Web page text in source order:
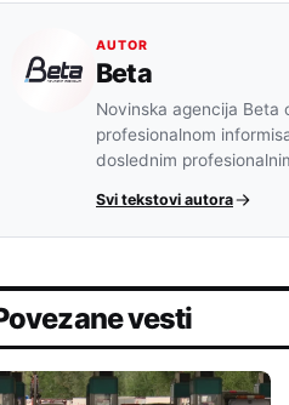
AUTOR
Beta
Novinska agencija Beta
profesionalnom
doslednim
Svi tekstovi autora
vesti